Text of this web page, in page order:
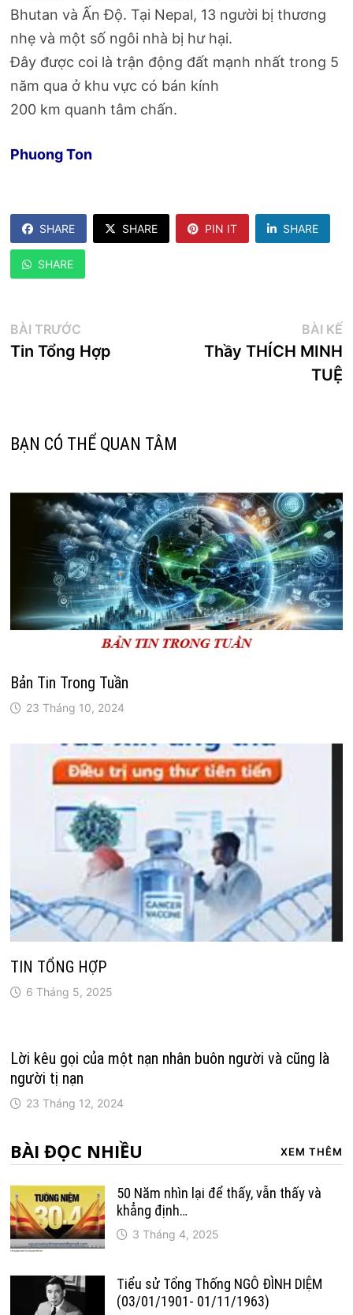
Bhutan và Ấn Độ. Tại Nepal, 13 người bị thương
nhẹ và một số ngôi nhà bị hư hại.
Đây được coi là trận động đất mạnh nhất trong 5
năm qua ở khu vực có bán kính
200 km quanh tâm chấn.
Phuong Ton
SHARE SHARE PIN IT SHARE
SHARE
Điều
hướng
BÀI TRƯỚC
trước:
Tin Tổng Hợp
BÀI KẾ
Thầy THÍCH MINH
TUỆ
BẠN CÓ THỂ QUAN TÂM
Bản Tin Trong Tuần
23 Tháng 10, 2024
TIN TỔNG HỢP
6 Tháng 5, 2025
Lời kêu gọi của một nạn nhân buôn người và cũng là
người tị nạn
23 Tháng 12, 2024
BÀI ĐỌC NHIỀU XEM THÊM
50 Năm nhìn lại để thấy, vẫn thấy và
khẳng định…
3 Tháng 4, 2025
Tiểu sử Tổng Thống NGÔ ĐÌNH DIỆM
(03/01/1901- 01/11/1963)